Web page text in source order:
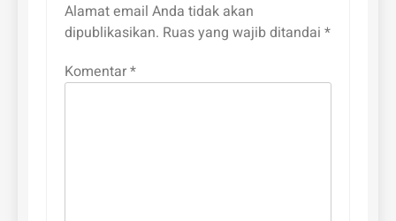
Alamat email Anda tidak akan
dipublikasikan. Ruas yang wajib ditandai *
Komentar*